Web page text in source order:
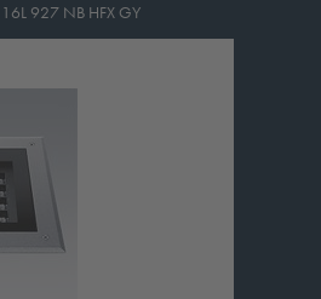
16L 927 NB HFX GY